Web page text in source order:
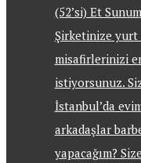
(52’si) Et
Şirketinize yurt
misafirlerinizi
istiyorsunuz.
İstanbul’da
arkadaşlar
yapacağım?